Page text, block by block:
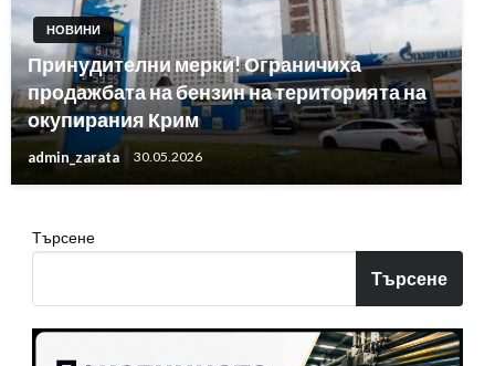
НОВИНИ
Принудителни мерки! Ограничиха
продажбата на бензин на територията на
окупирания Крим
admin_zarata 30.05.2026
Търсене
Търсене